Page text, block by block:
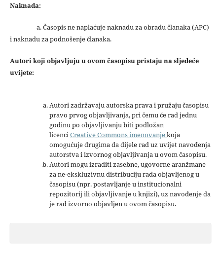
Naknada:
a. Časopis ne naplaćuje naknadu za obradu članaka (APC)
i naknadu za podnošenje članaka.
Autori koji objavljuju u ovom časopisu pristaju na sljedeće
uvijete:
Autori zadržavaju autorska prava i pružaju časopisu
pravo prvog objavljivanja, pri čemu će rad jednu
godinu po objavljivanju biti podložan
licenciCreative Commons imenovanjekoja
omogućuje drugima da dijele rad uz uvijet navođenja
autorstva i izvornog objavljivanja u ovom časopisu.
Autori mogu izraditi zasebne, ugovorne aranžmane
za ne-ekskluzivnu distribuciju rada objavljenog u
časopisu (npr. postavljanje u institucionalni
repozitorij ili objavljivanje u knjizi), uz navođenje da
je rad izvorno objavljen u ovom časopisu.